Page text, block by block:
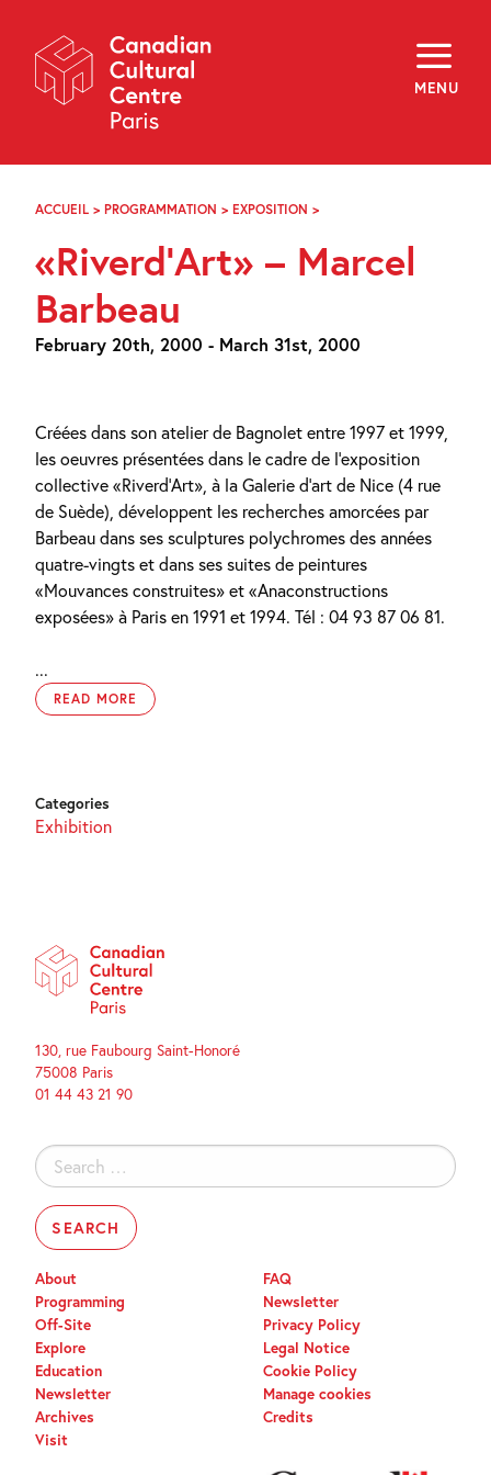
Navigation
MENU
About
Programming
Off-Site
Explore
Archives
f i y
ACCUEIL > PROGRAMMATION > EXPOSITION >
MARCEL
BARBEAU
«Riverd’Art» – Marcel
Barbeau
February 20th, 2000 - March 31st, 2000
Créées dans son atelier de Bagnolet entre 1997 et 1999,
les oeuvres présentées dans le cadre de l’exposition
collective «Riverd’Art», à la Galerie d’art de Nice (4 rue
de Suède), développent les recherches amorcées par
Barbeau dans ses sculptures polychromes des années
quatre-vingts et dans ses suites de peintures
«Mouvances construites» et «Anaconstructions
exposées» à Paris en 1991 et 1994. Tél : 04 93 87 06 81.
...
READ MORE
Categories
Exhibition
130, rue Faubourg Saint-Honoré
75008 Paris
01 44 43 21 90
Search
for:
About
Programming
Off-Site
Explore
Education
Newsletter
Archives
Visit
FAQ
Newsletter
Privacy Policy
Legal Notice
Cookie Policy
Manage cookies
Credits